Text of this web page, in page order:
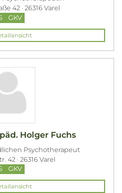
42 · 26316 Varel
GKV
Holger Fuchs
Psychotherapeut
42 · 26316 Varel
GKV